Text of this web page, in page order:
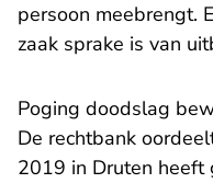
persoon meebrengt.
zaak sprake is van
Poging doodslag
De rechtbank
2019 in Druten heeft